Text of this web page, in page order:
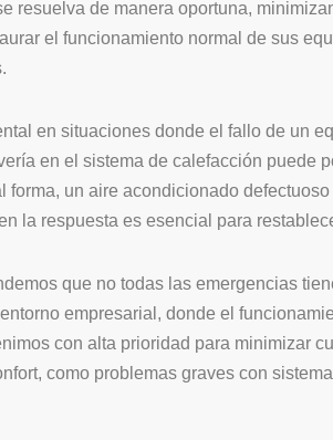
resuelva de manera oportuna,
el funcionamiento normal de sus
en situaciones donde el fallo de un
en el sistema de calefacción
un aire acondicionado
la respuesta es esencial para
que no todas las emergencias
empresarial, donde el
con alta prioridad para minimizar
como problemas graves con